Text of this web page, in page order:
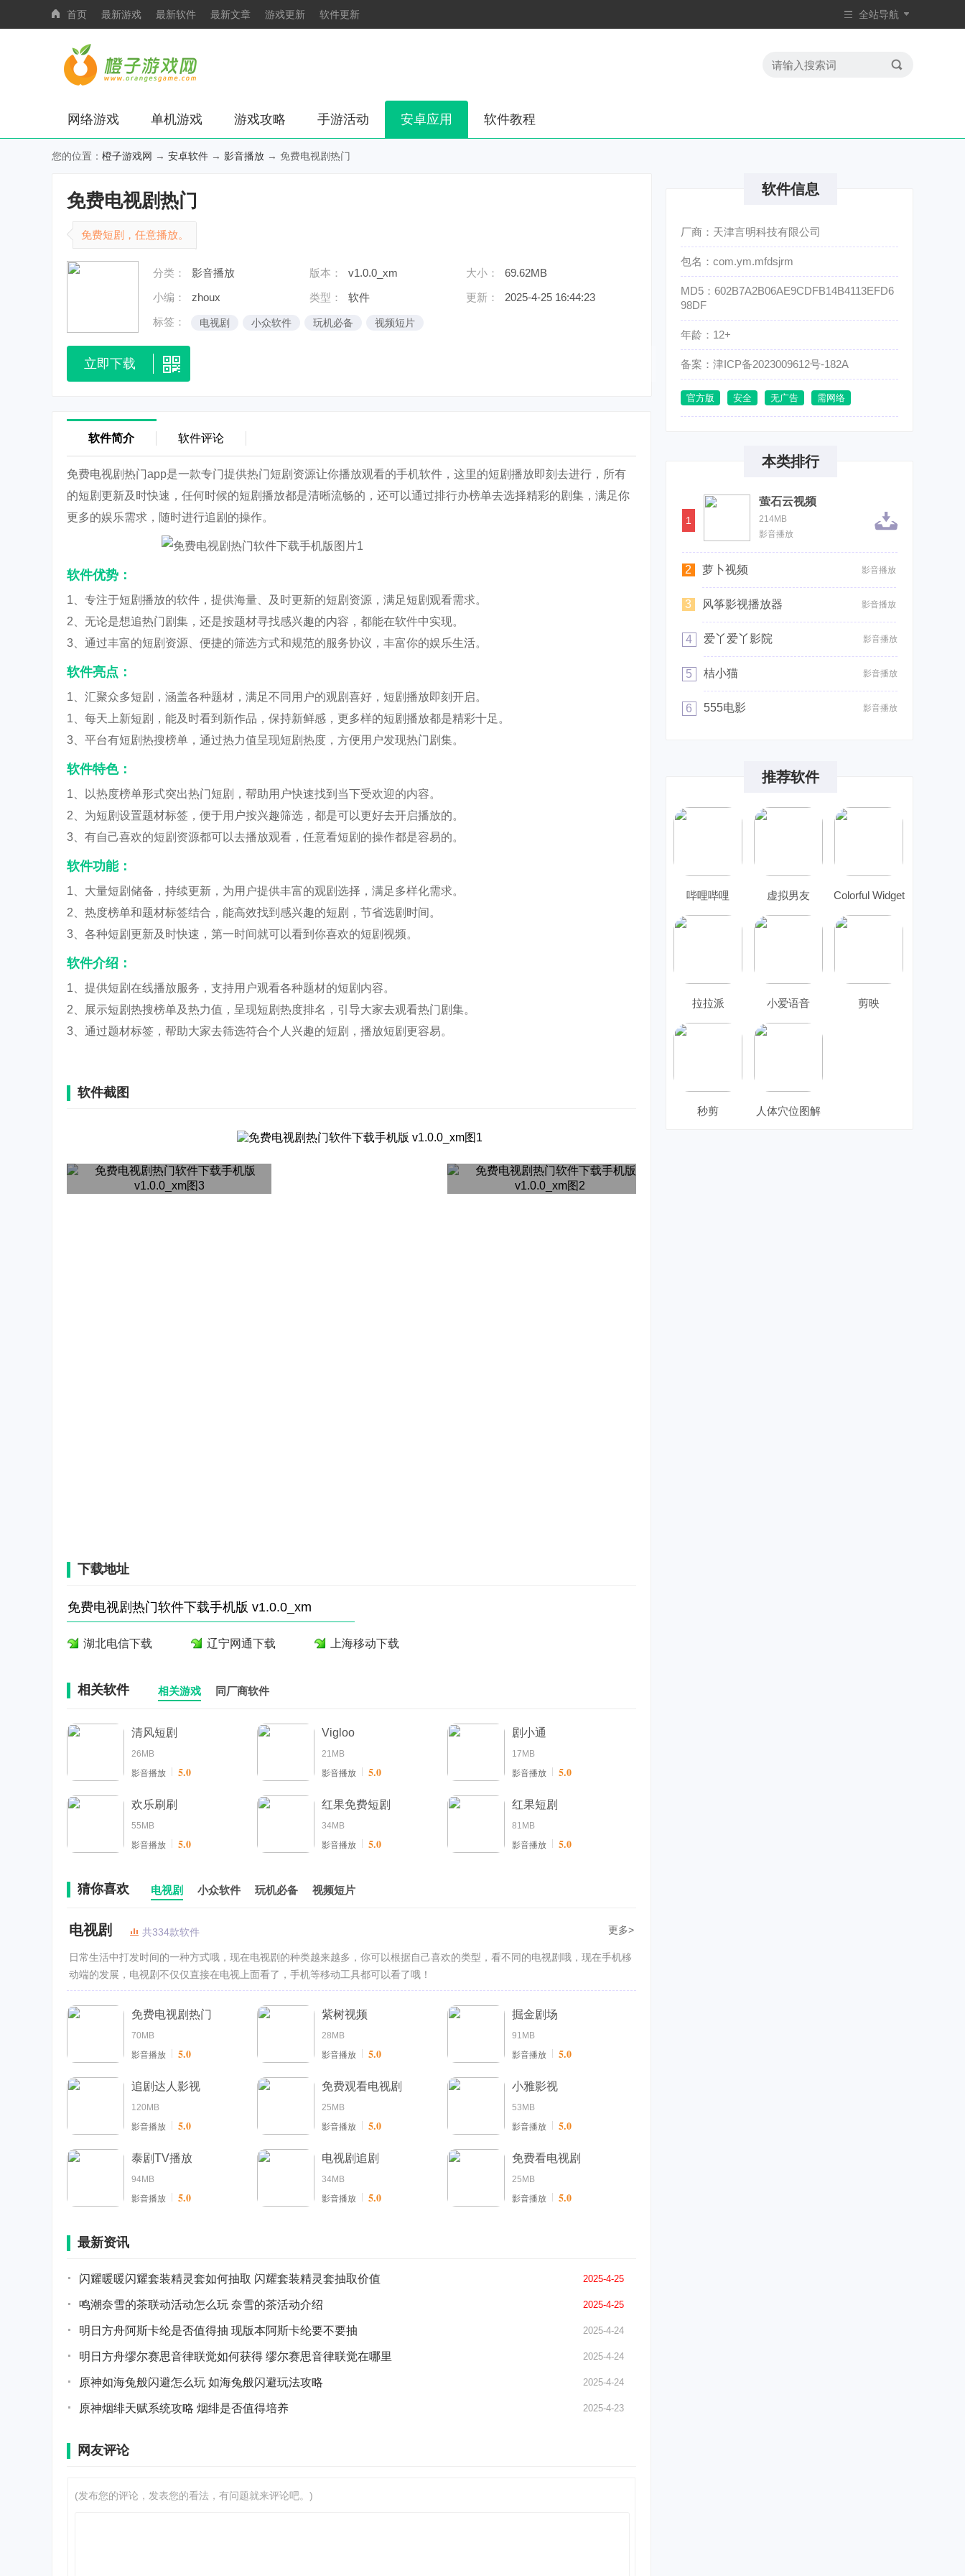
首页 最新游戏 最新软件 最新文章 游戏更新 软件更新 全站导航
网络游戏 单机游戏 游戏攻略 手游活动 安卓应用 软件教程
您的位置： 橙子游戏网 → 安卓软件 → 影音播放 → 免费电视剧热门
免费电视剧热门
免费短剧，任意播放。
分类： 影音播放 版本： v1.0.0_xm 大小：
69.62MB
小编：
zhoux 类型： 软件 更新：
2025-4-25 16:44:23
标签：
电视剧 小众软件 玩机必备 视频短片
立即下载
软件简介 软件评论
免费电视剧热门app是一款专门提供热门短剧资源让你播放观看的手机软件，这里的短剧播放即刻去进行，所有
的短剧更新及时快速，任何时候的短剧播放都是清晰流畅的，还可以通过排行办榜单去选择精彩的剧集，满足你
更多的娱乐需求，随时进行追剧的操作。
软件优势：
1、专注于短剧播放的软件，提供海量、及时更新的短剧资源，满足短剧观看需求。
2、无论是想追热门剧集，还是按题材寻找感兴趣的内容，都能在软件中实现。
3、通过丰富的短剧资源、便捷的筛选方式和规范的服务协议，丰富你的娱乐生活。
软件亮点：
1、汇聚众多短剧，涵盖各种题材，满足不同用户的观剧喜好，短剧播放即刻开启。
1、每天上新短剧，能及时看到新作品，保持新鲜感，更多样的短剧播放都是精彩十足。
3、平台有短剧热搜榜单，通过热力值呈现短剧热度，方便用户发现热门剧集。
软件特色：
1、以热度榜单形式突出热门短剧，帮助用户快速找到当下受欢迎的内容。
2、为短剧设置题材标签，便于用户按兴趣筛选，都是可以更好去开启播放的。
3、有自己喜欢的短剧资源都可以去播放观看，任意看短剧的操作都是容易的。
软件功能：
1、大量短剧储备，持续更新，为用户提供丰富的观剧选择，满足多样化需求。
2、热度榜单和题材标签结合，能高效找到感兴趣的短剧，节省选剧时间。
3、各种短剧更新及时快速，第一时间就可以看到你喜欢的短剧视频。
软件介绍：
1、提供短剧在线播放服务，支持用户观看各种题材的短剧内容。
2、展示短剧热搜榜单及热力值，呈现短剧热度排名，引导大家去观看热门剧集。
3、通过题材标签，帮助大家去筛选符合个人兴趣的短剧，播放短剧更容易。
软件截图
下载地址
免费电视剧热门软件下载手机版 v1.0.0_xm
湖北电信下载 辽宁网通下载 上海移动下载
相关软件 相关游戏 同厂商软件
清风短剧
26MB
影音播放
5.0
Vigloo
21MB
影音播放
5.0
剧小通
17MB
影音播放
5.0
欢乐刷刷
55MB
影音播放
5.0
红果免费短剧
34MB
影音播放
5.0
红果短剧
81MB
影音播放
5.0
猜你喜欢 电视剧 小众软件 玩机必备 视频短片
电视剧 共334款软件 更多>
日常生活中打发时间的一种方式哦，现在电视剧的种类越来越多，你可以根据自己喜欢的类型，看不同的电视剧哦，现在手机移
动端的发展，电视剧不仅仅直接在电视上面看了，手机等移动工具都可以看了哦！
免费电视剧热门
70MB
影音播放
5.0
紫树视频
28MB
影音播放
5.0
掘金剧场
91MB
影音播放
5.0
追剧达人影视
120MB
影音播放
5.0
免费观看电视剧
25MB
影音播放
5.0
小雅影视
53MB
影音播放
5.0
泰剧TV播放
94MB
影音播放
5.0
电视剧追剧
34MB
影音播放
5.0
免费看电视剧
25MB
影音播放
5.0
最新资讯
闪耀暖暖闪耀套装精灵套如何抽取 闪耀套装精灵套抽取价值 2025-4-25
鸣潮奈雪的茶联动活动怎么玩 奈雪的茶活动介绍 2025-4-25
明日方舟阿斯卡纶是否值得抽 现版本阿斯卡纶要不要抽 2025-4-24
明日方舟缪尔赛思音律联觉如何获得 缪尔赛思音律联觉在哪里 2025-4-24
原神如海兔般闪避怎么玩 如海兔般闪避玩法攻略 2025-4-24
原神烟绯天赋系统攻略 烟绯是否值得培养 2025-4-23
网友评论
(发布您的评论，发表您的看法，有问题就来评论吧。)
软件信息
厂商：天津言明科技有限公司
包名：com.ym.mfdsjrm
MD5：602B7A2B06AE9CDFB14B4113EFD6
98DF
年龄：12+
备案：津ICP备2023009612号-182A
官方版 安全 无广告 需网络
本类排行
1
萤石云视频
214MB
影音播放
2 萝卜视频 影音播放
3 风筝影视播放器 影音播放
4 爱丫爱丫影院 影音播放
5 桔小猫 影音播放
6 555电影 影音播放
推荐软件
哔哩哔哩 虚拟男友 Colorful Widget
拉拉派 小爱语音 剪映
秒剪 人体穴位图解